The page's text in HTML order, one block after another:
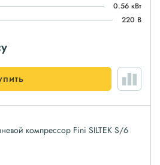
0.56 кВт
220 В
компрессор Fini SILTEK S/6